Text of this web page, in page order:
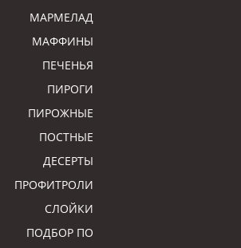
МАРМЕЛАД
МАФФИНЫ
ПЕЧЕНЬЯ
ПИРОГИ
ПИРОЖНЫЕ
ПОСТНЫЕ
ДЕСЕРТЫ
ПРОФИТРОЛИ
СЛОЙКИ
ПОДБОР ПО